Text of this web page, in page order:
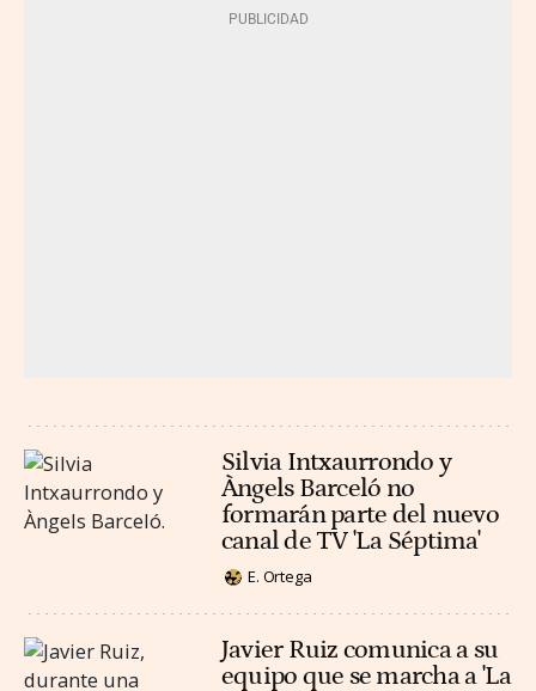
Silvia Intxaurrondo y
Àngels Barceló no
formarán parte del nuevo
canal de TV 'La Séptima'
E. Ortega
Javier Ruiz comunica a su
equipo que se marcha a 'La